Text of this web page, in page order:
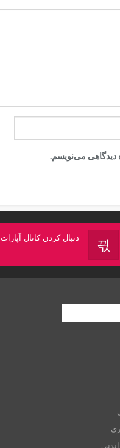
دیدگاهی می‌نویسم.
دنبال کردن کانال آپارات